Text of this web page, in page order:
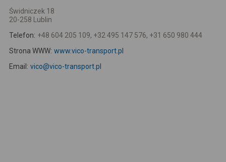
Świdniczek 18
20-258 Lublin
Telefon: +48 604 205 109, +32 495 147 576, +31 650 980 444
Strona WWW: www.vico-transport.pl
Email: vico@vico-transport.pl